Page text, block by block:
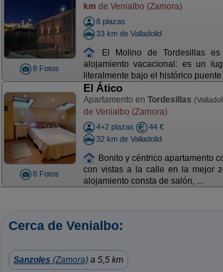
8 Fotos
km de Venialbo (Zamora)
8 plazas
33 km de Valladolid
El Molino de Tordesillas
alojamiento vacacional: es un
literalmente bajo el histórico puente
8 Fotos
El Ático
Apartamento en Tordesillas
de Venialbo (Zamora)
4+2 plazas
44 €
32 km de Valladolid
Bonito y céntrico apartamento
con vistas a la calle en la mejor
alojamiento consta de salón, ...
Cerca de Venialbo:
Sanzoles (Zamora) a 5,5 km